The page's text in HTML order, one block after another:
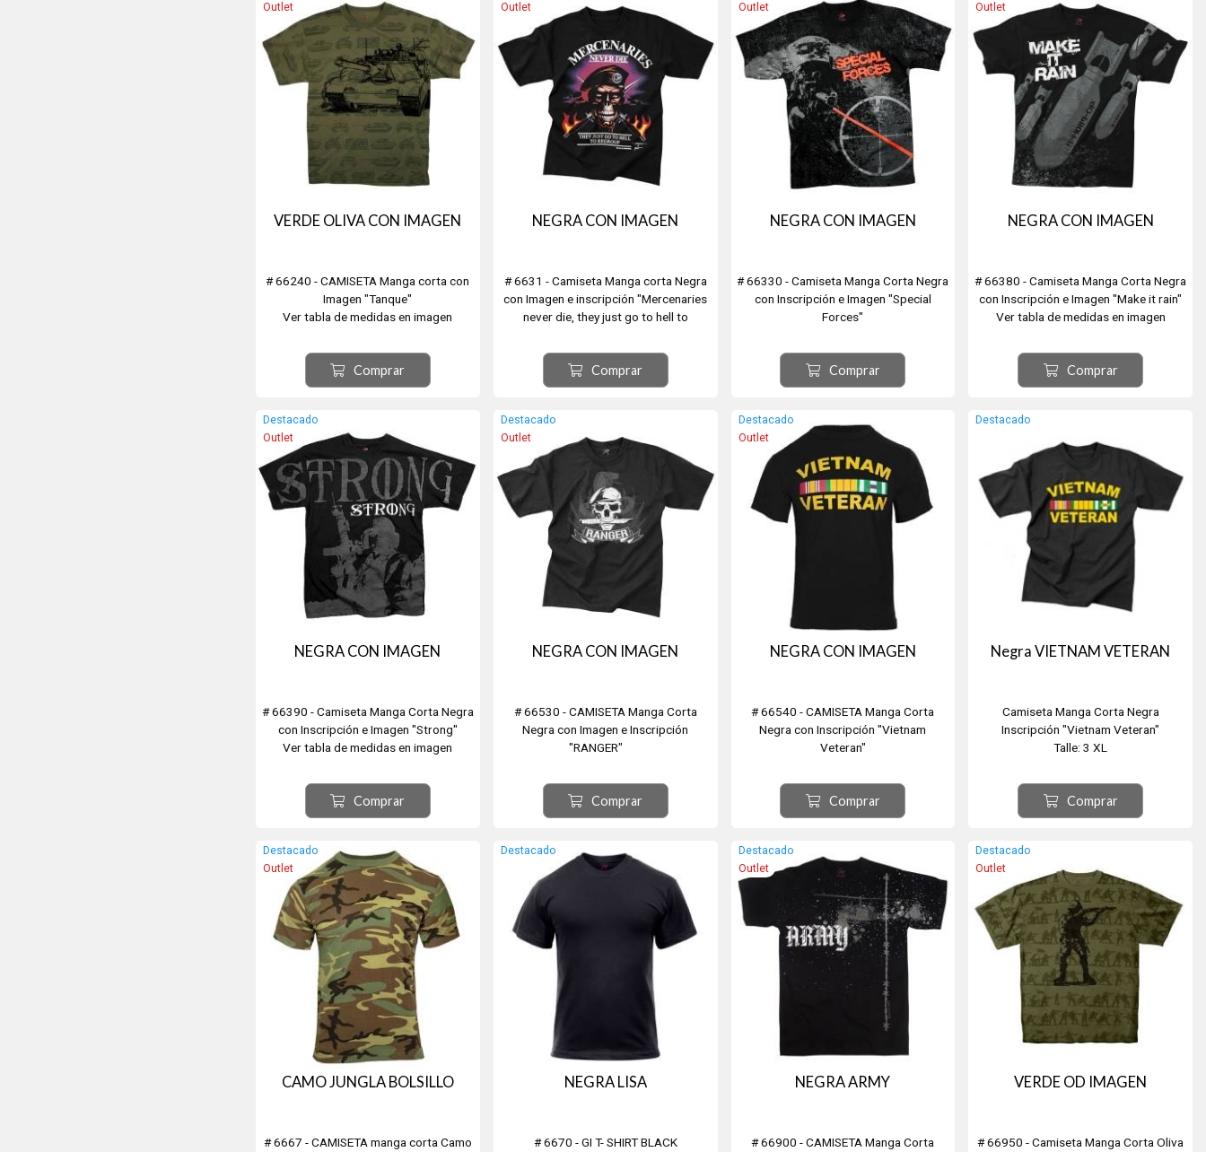
Outlet
VERDE OLIVA CON IMAGEN
# 66240 - CAMISETA Manga corta con
Imagen "Tanque"
Ver tabla de medidas en imagen
Comprar
Outlet
NEGRA CON IMAGEN
# 6631 - Camiseta Manga corta Negra
con Imagen e inscripción "Mercenaries
never die, they just go to hell to
Ver tabla de medidas en imagen
secundaria.
Comprar
Outlet
NEGRA CON IMAGEN
# 66330 - Camiseta Manga Corta Negra
con Inscripción e Imagen "Special
Forces"
secundaria.
Comprar
Outlet
NEGRA CON IMAGEN
# 66380 - Camiseta Manga Corta Negra
con Inscripción e Imagen "Make it rain"
Ver tabla de medidas en imagen
Comprar
Destacado
Outlet
NEGRA CON IMAGEN
# 66390 - Camiseta Manga Corta Negra
con Inscripción e Imagen "Strong"
Ver tabla de medidas en imagen
Comprar
Destacado
Outlet
NEGRA CON IMAGEN
# 66530 - CAMISETA Manga Corta
Negra con Imagen e Inscripción
"RANGER"
secundaria.
Comprar
Destacado
Outlet
NEGRA CON IMAGEN
# 66540 - CAMISETA Manga Corta
Negra con Inscripción "Vietnam
Veteran"
secundaria.
Comprar
Destacado
Negra VIETNAM VETERAN
Camiseta Manga Corta Negra
Inscripción "Vietnam Veteran"
Talle: 3 XL
Comprar
Destacado
Outlet
CAMO JUNGLA BOLSILLO
# 6667 - CAMISETA manga corta Camo
Destacado
NEGRA LISA
# 6670 - GI T- SHIRT BLACK
Destacado
Outlet
NEGRA ARMY
# 66900 - CAMISETA Manga Corta
Destacado
Outlet
VERDE OD IMAGEN
# 66950 - Camiseta Manga Corta Oliva